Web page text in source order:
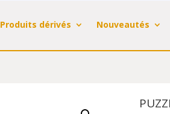
Produits dérivés Nouveautés